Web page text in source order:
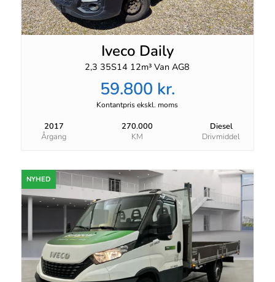
Iveco Daily
2,3 35S14 12m³ Van AG8
59.800 kr.
Kontantpris ekskl. moms
2017
Årgang
270.000
KM
Diesel
Drivmiddel
NYHED